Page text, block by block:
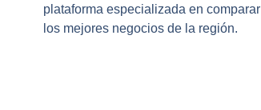
plataforma especializada en comparar
los mejores negocios de la región.